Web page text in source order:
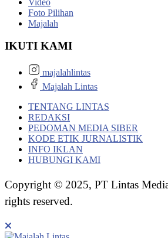
Foto Pilihan
Majalah
IKUTI KAMI
majalahlintas
Majalah Lintas
TENTANG LINTAS
REDAKSI
PEDOMAN MEDIA SIBER
KODE ETIK JURNALISTIK
INFO IKLAN
HUBUNGI KAMI
Copyright © 2025, PT Lintas
rights reserved.